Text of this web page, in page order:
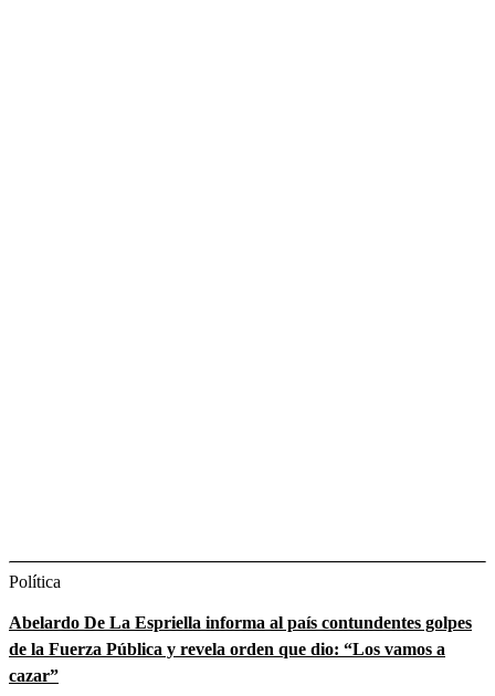
Política
Abelardo De La Espriella informa al país contundentes golpes
de la Fuerza Pública y revela orden que dio: “Los vamos a
cazar”